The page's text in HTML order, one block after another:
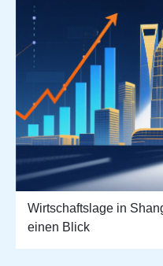
Wirtschaftslage in
einen Blick